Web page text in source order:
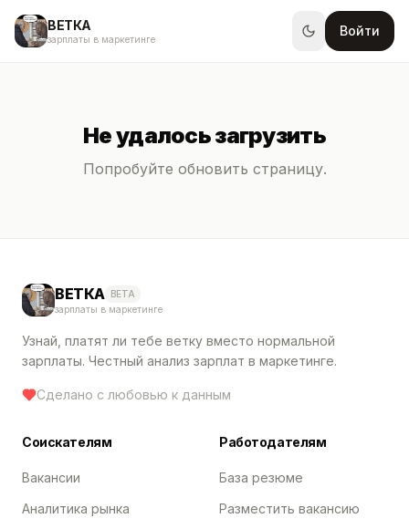
ВЕТКА
зарплаты в маркетинге
Войти
Не удалось загрузить
Попробуйте обновить страницу.
ВЕТКА BETA
зарплаты в маркетинге
Узнай, платят ли тебе ветку вместо нормальной
зарплаты. Честный анализ зарплат в маркетинге.
Сделано с любовью к данным
Соискателям
Вакансии
Аналитика рынка
Работодателям
База резюме
Разместить вакансию